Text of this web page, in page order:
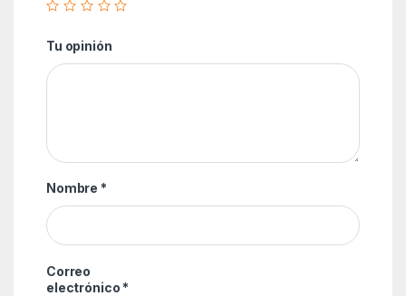
Tu opinión
Nombre *
Correo
electrónico *